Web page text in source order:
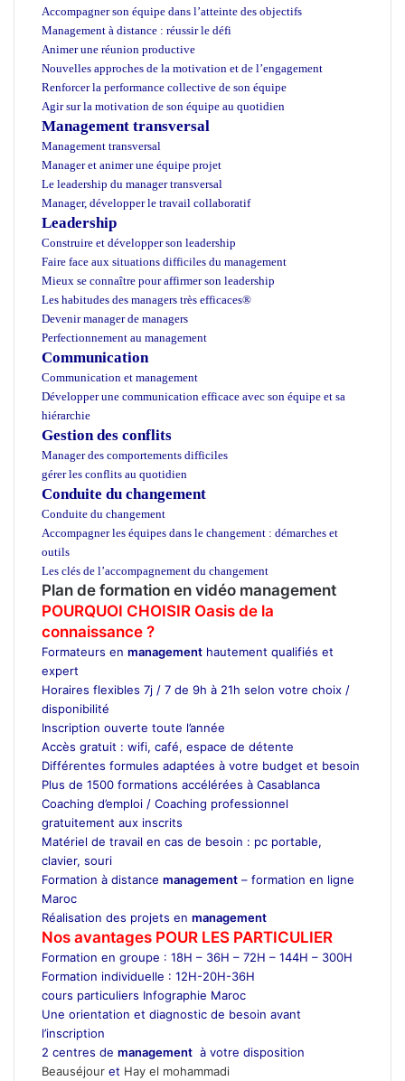
Accompagner son équipe dans l’atteinte des objectifs
Management à distance : réussir le défi
Animer une réunion productive
Nouvelles approches de la motivation et de l’engagement
Renforcer la performance collective de son équipe
Agir sur la motivation de son équipe au quotidien
Management transversal
Management transversal
Manager et animer une équipe projet
Le leadership du manager transversal
Manager, développer le travail collaboratif
Leadership
Construire et développer son leadership
Faire face aux situations difficiles du management
Mieux se connaître pour affirmer son leadership
Les habitudes des managers très efficaces®
Devenir manager de managers
Perfectionnement au management
Communication
Communication et management
Développer une communication efficace avec son équipe et sa
hiérarchie
Gestion des conflits
Manager des comportements difficiles
gérer les conflits au quotidien
Conduite du changement
Conduite du changement
Accompagner les équipes dans le changement : démarches et
outils
Les clés de l’accompagnement du changement
Plan de formation en vidéo management
POURQUOI CHOISIR Oasis de la
connaissance ?
Formateurs en management hautement qualifiés et
expert
Horaires flexibles 7j / 7 de 9h à 21h selon votre choix /
disponibilité
Inscription ouverte toute l’année
Accès gratuit : wifi, café, espace de détente
Différentes formules adaptées à votre budget et besoin
Plus de 1500 formations accélérées à Casablanca
Coaching d’emploi / Coaching professionnel
gratuitement aux inscrits
Matériel de travail en cas de besoin : pc portable,
clavier, souri
Formation à distance management – formation en ligne
Maroc
Réalisation des projets en management
Nos avantages POUR LES PARTICULIER
Formation en groupe : 18H – 36H – 72H – 144H – 300H
Formation individuelle : 12H-20H-36H
cours particuliers Infographie Maroc
Une orientation et diagnostic de besoin avant
l’inscription
2 centres de management à votre disposition
Beauséjour et Hay el mohammadi